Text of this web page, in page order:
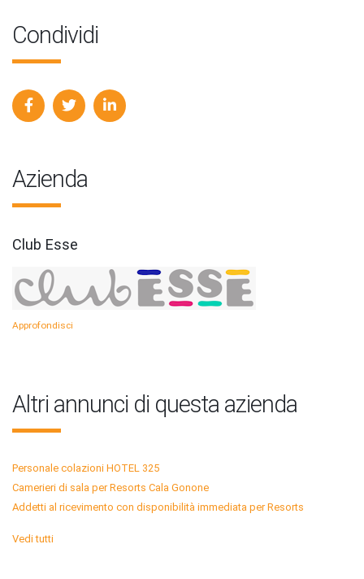
Condividi
Azienda
Club Esse
Approfondisci
Altri annunci di questa azienda
Personale colazioni HOTEL 325
Camerieri di sala per Resorts Cala Gonone
Addetti al ricevimento con disponibilità immediata per Resorts
Vedi tutti